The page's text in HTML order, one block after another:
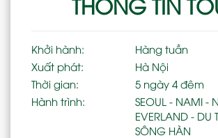
Khởi hành:
Hàng tuần
Xuất phát:
Hà Nội
Thời gian:
5 ngày 4 đêm
Hành trình:
SEOUL - NAMI -
EVERLAND - DU
SÔNG HÀN